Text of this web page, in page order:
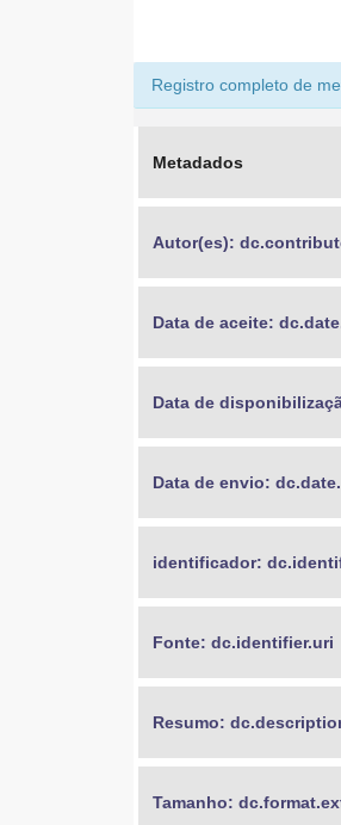
Registro completo de
Metadados
Autor(es):
Data de aceite:
Data de
Data de envio:
identificador:
Fonte: dc.identifier.uri
Resumo:
Tamanho: